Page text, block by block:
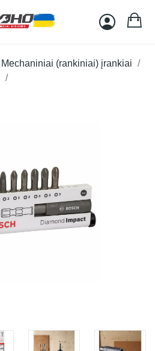
Mechaniniai (rankiniai) įrankiai